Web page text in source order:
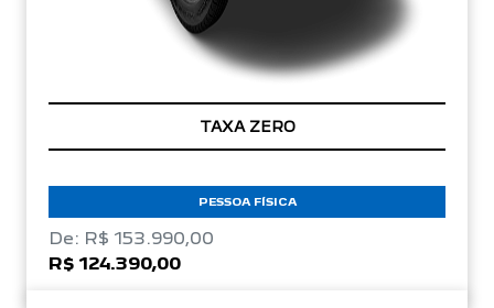
TAXA ZERO
PESSOA FÍSICA
De: R$ 153.990,00
R$ 124.390,00